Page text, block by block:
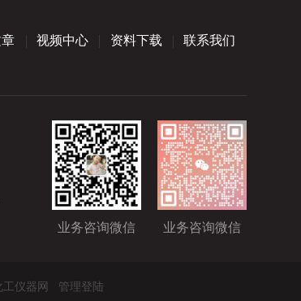
视频中心 资料下载 联系我们
业务咨询微信
业务咨询微信
工仪器网 管理登陆